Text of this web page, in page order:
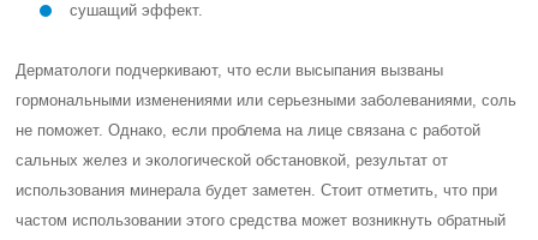
сушащий эффект.
Дерматологи подчеркивают, что если высыпания вызваны
гормональными изменениями или серьезными заболеваниями, соль
не поможет. Однако, если проблема на лице связана с работой
сальных желез и экологической обстановкой, результат от
использования минерала будет заметен. Стоит отметить, что при
частом использовании этого средства может возникнуть обратный